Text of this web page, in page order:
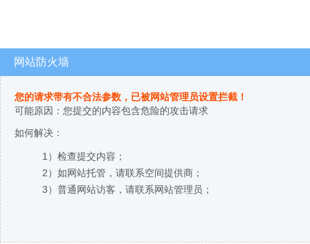
网站防火墙
您的请求带有不合法参数，已被网站管理员设置拦截！
可能原因：您提交的内容包含危险的攻击请求
如何解决：
1）检查提交内容；
2）如网站托管，请联系空间提供商；
3）普通网站访客，请联系网站管理员；